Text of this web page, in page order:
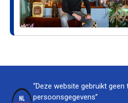
“Deze website gebruikt
persoonsgegevens”